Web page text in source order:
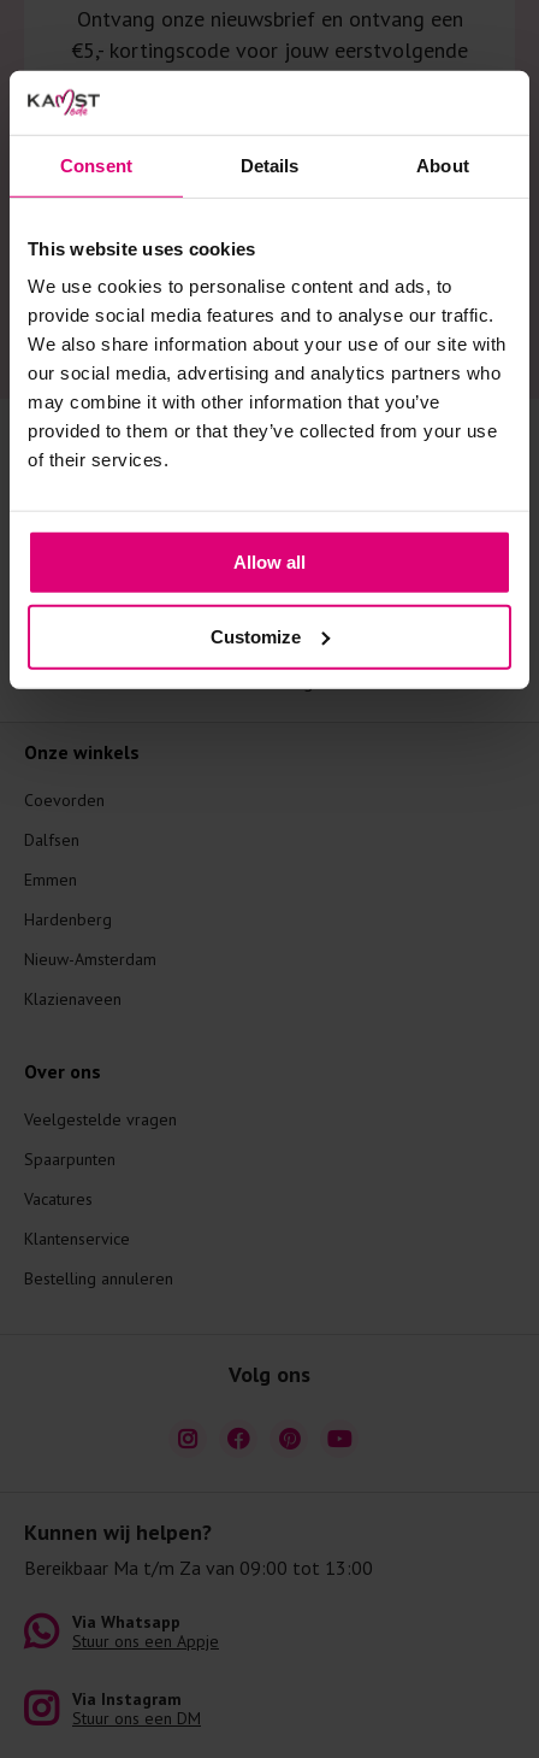
Consent Details About
This website uses cookies
We use cookies to personalise content and ads, to
provide social media features and to analyse our traffic.
We also share information about your use of our site with
our social media, advertising and analytics partners who
may combine it with other information that you’ve
provided to them or that they’ve collected from your use
of their services.
Allow all
Customize
Ontvang onze nieuwsbrief en ontvang een
€5,- kortingscode voor jouw eerstvolgende
alle laatste acties, nieuwtjes en collecties.
Ja, ik schrijf me in
Nederland
met een kopje koffie en een
Ideal, Visa, Apple pay
Elke woensdagavond om
19:30 uur via Facebook en
Kunnen wij helpen?
Bereikbaar Ma t/m Za van 09:00 tot 13:00
Via Whatsapp
Stuur ons een Appje
Via Instagram
Stuur ons een DM
Onze winkels
Coevorden
Dalfsen
Emmen
Hardenberg
Nieuw-Amsterdam
Klazienaveen
Over ons
Veelgestelde vragen
Spaarpunten
Vacatures
Klantenservice
Bestelling annuleren
Volg ons